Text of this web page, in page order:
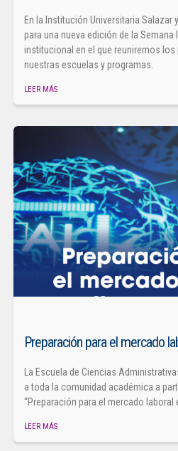
En la Institución Universitaria Salazar
para una nueva edición de la Semana
institucional en el que reuniremos
nuestras escuelas y programas.
LEER MÁS
Preparación para el mercado
La Escuela de Ciencias
a toda la comunidad académica a
“Preparación para el mercado laboral
LEER MÁS